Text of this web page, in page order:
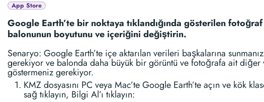
App Store
Google Earth’te bir noktaya tıklandığında gösterilen fotoğraf
balonunun boyutunu ve içeriğini değiştirin.
Senaryo: Google Earth’te içe aktarılan verileri başkalarına sunmanız
gerekiyor ve balonda daha büyük bir görüntü ve fotoğrafa ait diğer
göstermeniz gerekiyor.
KMZ dosyasını PC veya Mac’te Google Earth’te açın ve kök
sağ tıklayın, Bilgi Al’ı tıklayın: